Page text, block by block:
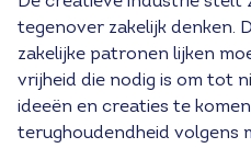
tegenover zakelijk denken.
zakelijke patronen lijken
vrijheid die nodig is om tot
ideeën en creaties te
terughoudendheid volgens